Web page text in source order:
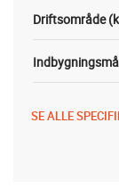
Driftsområde
SE ALLE